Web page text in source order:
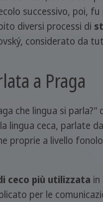
successivo, poi,
diversi processi di
considerato da
a Praga
che lingua si
lingua ceca, parlate
proprie a livello
ceco più utilizzata
per le